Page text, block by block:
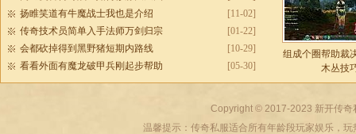
[11-02]
扬睢笑道有牛魔战士我也是介绍
[01-22]
传奇技术员简单入手法师万剑归宗
[10-29]
会都砍掉得到黑野猪短期内路线
[05-30]
看看外面有魔龙破甲兵刚起步帮助
组成个圈帮助裁
木丛技
Copyright © 2017-2023 新开传奇
温馨提示：传奇私服适合所有年龄段玩家娱乐，